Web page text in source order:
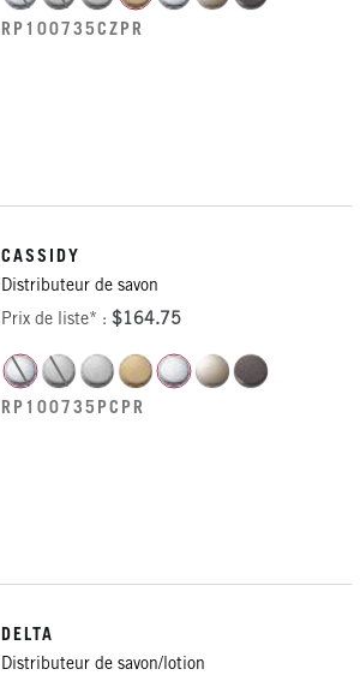
RP100735CZPR
CASSIDY
Distributeur de savon
Prix de liste* : $164.75
RP100735PCPR
DELTA
Distributeur de savon/lotion